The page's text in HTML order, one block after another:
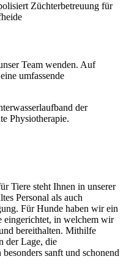
Team wenden. Auf
umfassende
Tiere steht Ihnen in unserer
Personal als auch
Für Hunde haben wir ein
eingerichtet, in welchem wir
bereithalten. Mithilfe
der Lage, die
sanft und schonend